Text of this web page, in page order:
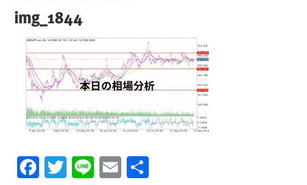
img_1844
Facebook
Twitter
LineEmail